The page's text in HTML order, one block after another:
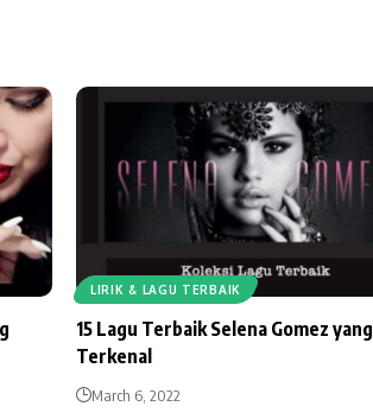
LIRIK & LAGU TERBAIK
15 Lagu Terbaik Selena Gomez yang
Terkenal
March 6, 2022